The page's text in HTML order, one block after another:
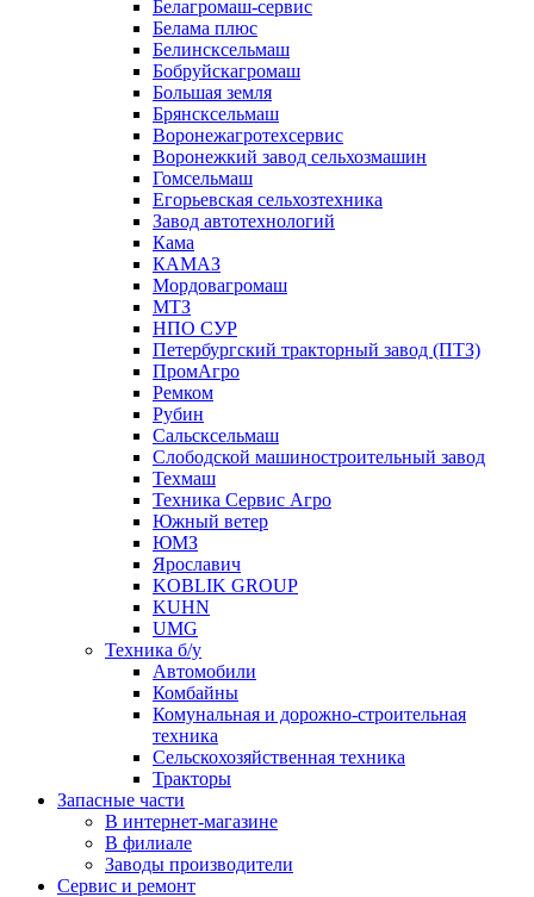
Белагромаш-сервис
Белама плюс
Белинсксельмаш
Бобруйскагромаш
Большая земля
Брянсксельмаш
Воронежагротехсервис
Воронежкий завод сельхозмашин
Гомсельмаш
Егорьевская сельхозтехника
Завод автотехнологий
Кама
КАМАЗ
Мордовагромаш
МТЗ
НПО СУР
Петербургский тракторный завод (ПТЗ)
ПромАгро
Ремком
Рубин
Сальскcельмаш
Слободской машиностроительный завод
Техмаш
Техника Сервис Агро
Южный ветер
ЮМЗ
Ярославич
KOBLIK GROUP
KUHN
UMG
Техника б/у
Автомобили
Комбайны
Комунальная и дорожно-строительная
техника
Сельскохозяйственная техника
Тракторы
Запасные части
В интернет-магазине
В филиале
Заводы производители
Сервис и ремонт